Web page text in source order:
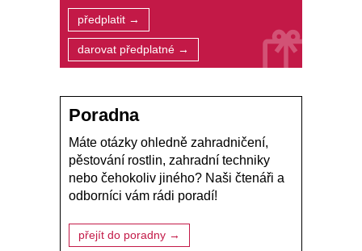
předplatit →
darovat předplatné →
Poradna
Máte otázky ohledně zahradničení,
pěstování rostlin, zahradní techniky
nebo čehokoliv jiného? Naši čtenáři a
odborníci vám rádi poradí!
přejít do poradny →